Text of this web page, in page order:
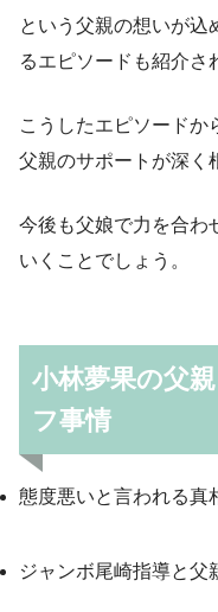
という父親の想いが込
るエピソードも紹介さ
こうしたエピソードか
父親のサポートが深く
今後も父娘で力を合わ
いくことでしょう。
小林夢果の父
フ事情
態度悪いと言われる真
ジャンボ尾崎指導と父